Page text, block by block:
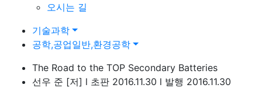
오시는 길
기술과학
공학,공업일반,환경공학
The Road to the TOP Secondary Batteries
선우 준 [저] l 초판 2016.11.30 l 발행 2016.11.30